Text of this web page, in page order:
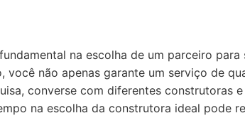
na escolha de um parceiro
não apenas garante um serviço de
converse com diferentes construtoras
na escolha da construtora ideal pode